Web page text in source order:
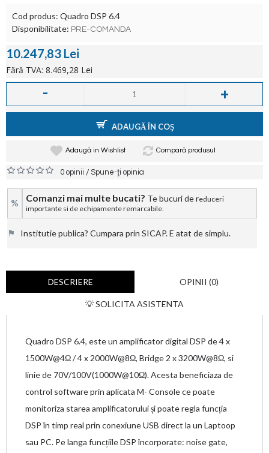
Cod produs: Quadro DSP 6.4
Disponibilitate: PRE-COMANDA
10.247,83 Lei
Fără TVA: 8.469,28 Lei
- +
ADAUGĂ ÎN COŞ
Adaugă in Wishlist Compară produsul
0 opinii /Spune-ţi opinia
% Comanzi mai multe bucati? Te bucuri de reduceri
importante si de echipamente remarcabile.
⚑ Institutie publica? Cumpara prin SICAP. E atat de simplu.
DESCRIERE OPINII (0)
💡 SOLICITA ASISTENTA
Quadro DSP 6.4, este un amplificator digital DSP de 4 x
1500W@4Ω / 4 x 2000W@8Ω, Bridge 2 x 3200W@8Ω, si
linie de 70V/100V(1000W@10Ω). Acesta beneficiaza de
control software prin aplicata M- Console ce poate
monitoriza starea amplificatorului și poate regla funcția
DSP în timp real prin conexiune USB direct la un Laptoop
sau PC. Pe langa funcțiile DSP încorporate: noise gate,